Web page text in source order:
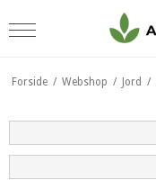
Forside / Webshop / Jord /